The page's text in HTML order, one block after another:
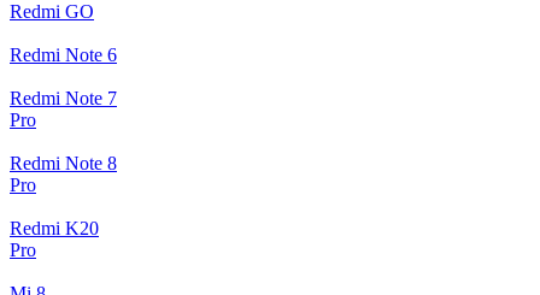
Redmi GO
Redmi Note 6
Redmi Note 7
Pro
Redmi Note 8
Pro
Redmi K20
Pro